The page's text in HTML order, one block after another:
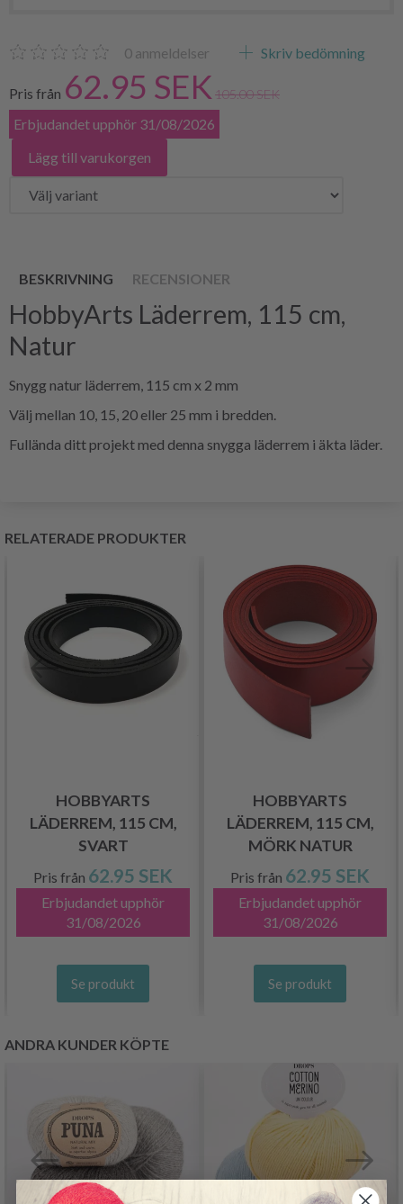
0 anmeldelser Skriv bedömning
Pris från 62.95 SEK 105.00 SEK
Erbjudandet upphör 31/08/2026
Lägg till varukorgen
BESKRIVNING RECENSIONER
HobbyArts Läderrem, 115 cm,
Natur
Snygg natur läderrem, 115 cm x 2 mm
Välj mellan 10, 15, 20 eller 25 mm i bredden.
Fullända ditt projekt med denna snygga läderrem i äkta läder.
RELATERADE PRODUKTER
HOBBYARTS
LÄDERREM, 115 CM,
SVART
Pris från 62.95 SEK
Erbjudandet upphör
31/08/2026
Se produkt
HOBBYARTS
LÄDERREM, 115 CM,
MÖRK NATUR
Pris från 62.95 SEK
Erbjudandet upphör
31/08/2026
Se produkt
ANDRA KUNDER KÖPTE